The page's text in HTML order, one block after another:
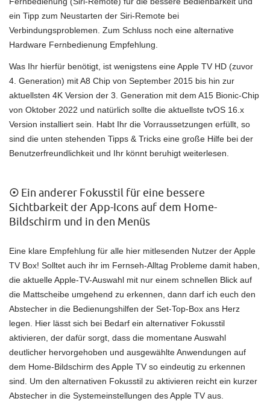
ein Tipp zum Neustarten der Siri-Remote bei
Verbindungsproblemen. Zum Schluss noch eine alternative
Hardware Fernbedienung Empfehlung.
Was Ihr hierfür benötigt, ist wenigstens eine Apple TV HD (zuvor
4. Generation) mit A8 Chip von September 2015 bis hin zur
aktuellsten 4K Version der 3. Generation mit dem A15 Bionic-Chip
von Oktober 2022 und natürlich sollte die aktuellste tvOS 16.x
Version installiert sein. Habt Ihr die Vorraussetzungen erfüllt, so
sind die unten stehenden Tipps & Tricks eine große Hilfe bei der
Benutzerfreundlichkeit und Ihr könnt beruhigt weiterlesen.
☉ Ein anderer Fokusstil für eine bessere
Sichtbarkeit der App-Icons auf dem Home-
Bildschirm und in den Menüs
Eine klare Empfehlung für alle hier mitlesenden Nutzer der Apple
TV Box! Solltet auch ihr im Fernseh-Alltag Probleme damit haben,
die aktuelle Apple-TV-Auswahl mit nur einem schnellen Blick auf
die Mattscheibe umgehend zu erkennen, dann darf ich euch den
Abstecher in die Bedienungshilfen der Set-Top-Box ans Herz
legen. Hier lässt sich bei Bedarf ein alternativer Fokusstil
aktivieren, der dafür sorgt, dass die momentane Auswahl
deutlicher hervorgehoben und ausgewählte Anwendungen auf
dem Home-Bildschirm des Apple TV so eindeutig zu erkennen
sind. Um den alternativen Fokusstil zu aktivieren reicht ein kurzer
Abstecher in die Systemeinstellungen des Apple TV aus.